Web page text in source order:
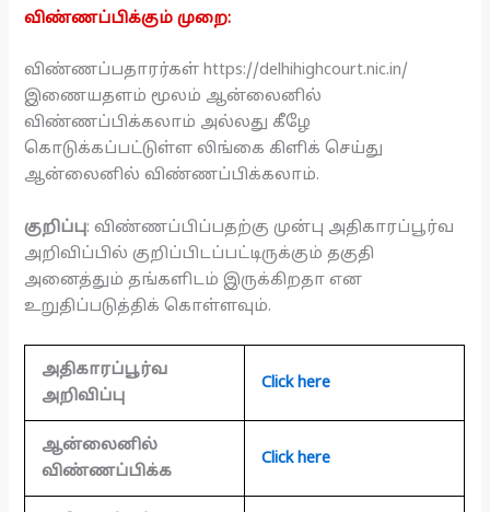
விண்ணப்பிக்கும் முறை:
விண்ணப்பதாரர்கள் https://delhihighcourt.nic.in/
இணையதளம் மூலம் ஆன்லைனில்
விண்ணப்பிக்கலாம் அல்லது கீழே
கொடுக்கப்பட்டுள்ள லிங்கை கிளிக் செய்து
ஆன்லைனில் விண்ணப்பிக்கலாம்.
குறிப்பு: விண்ணப்பிப்பதற்கு முன்பு அதிகாரப்பூர்வ
அறிவிப்பில் குறிப்பிடப்பட்டிருக்கும் தகுதி
அனைத்தும் தங்களிடம் இருக்கிறதா என
உறுதிப்படுத்திக் கொள்ளவும்.
அதிகாரப்பூர்வ
அறிவிப்பு
Click here
ஆன்லைனில்
விண்ணப்பிக்க
Click here